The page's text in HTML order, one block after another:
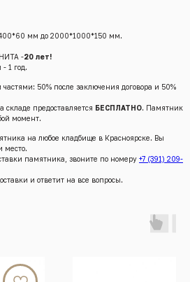
мм до 2000*1000*150 мм.
-20 лет!
1 год.
50% после заключения договора и 50%
предоставляется БЕСПЛАТНО. Памятник
момент.
на любое кладбище в Красноярске. Вы
место.
памятника, звоните по номеру +7 (391) 209-
и ответит на все вопросы.